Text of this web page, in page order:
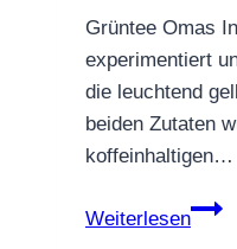
Grüntee Omas
experimentiert
die leuchtend
beiden Zutaten
koffeinhaltigen…
Weiterlesen